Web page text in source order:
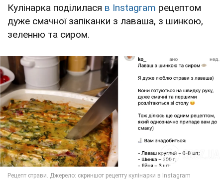
Кулінарка поділилася в Instagram рецептом
дуже смачної запіканки з лаваша, з шинкою,
зеленню та сиром.